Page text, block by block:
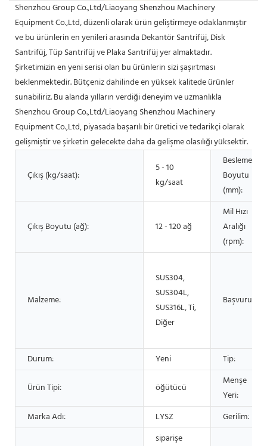
Shenzhou Group Co.,Ltd/Liaoyang Shenzhou Machinery
Equipment Co.,Ltd, düzenli olarak ürün geliştirmeye odaklanmıştır
ve bu ürünlerin en yenileri arasında Dekantör Santrifüj, Disk
Santrifüj, Tüp Santrifüj ve Plaka Santrifüj yer almaktadır.
Şirketimizin en yeni serisi olan bu ürünlerin sizi şaşırtması
beklenmektedir. Bütçeniz dahilinde en yüksek kalitede ürünler
sunabiliriz. Bu alanda yılların verdiği deneyim ve uzmanlıkla
Shenzhou Group Co.,Ltd/Liaoyang Shenzhou Machinery
Equipment Co.,Ltd, piyasada başarılı bir üretici ve tedarikçi olarak
gelişmiştir ve şirketin gelecekte daha da gelişme olasılığı yüksektir.
Çıkış (kg/saat):
5 - 10
kg/saat
Besleme
Boyutu
(mm):
Çıkış Boyutu (ağ): 12 - 120 ağ
Mil Hızı
Aralığı
(rpm):
Malzeme:
SUS304,
SUS304L,
SUS316L, Ti,
Diğer
Başvuru:
Durum: Yeni Tip:
Ürün Tipi: öğütücü
Menşe
Yeri:
Marka Adı:
LYSZ Gerilim:
siparişe